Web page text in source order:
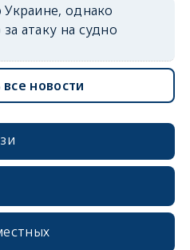
однако
атаку на судно
новости